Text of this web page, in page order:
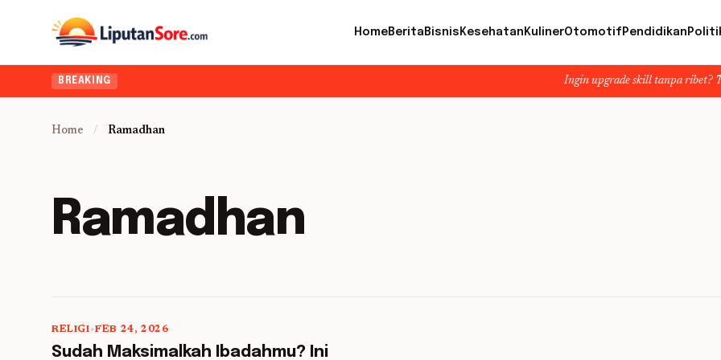
HomeBerita Bisnis Kesehatan KulinerOtomotif Pendidikan
BREAKING Ingin upgrade skill tanpa ribet? Temukan
Home / Ramadhan
Ramadhan
5 min read
RELIGI•FEB 24, 2026
Sudah Maksimalkah Ibadahmu? Ini